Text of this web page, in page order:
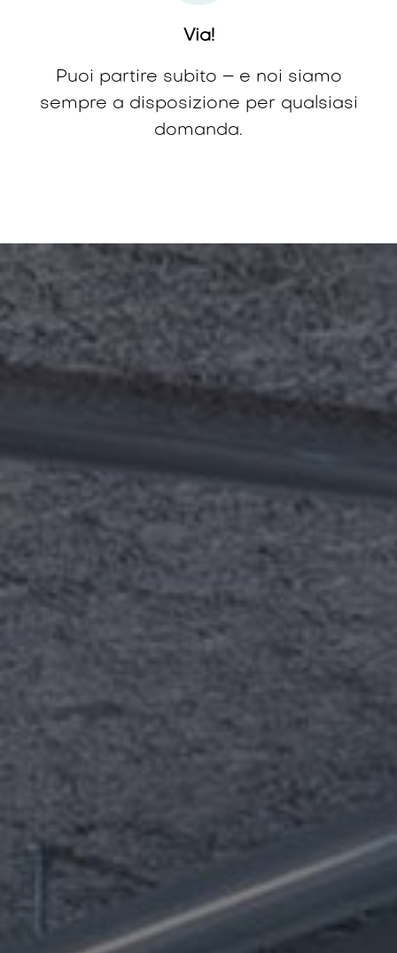
Via!
Puoi partire subito – e noi siamo
sempre a disposizione per qualsiasi
domanda.